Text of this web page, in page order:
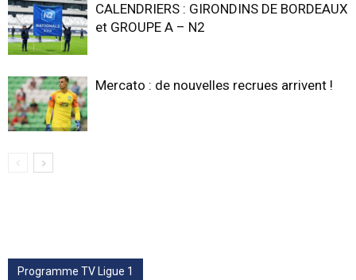
CALENDRIERS : GIRONDINS DE BORDEAUX
et GROUPE A – N2
Mercato : de nouvelles recrues arrivent !
Programme TV Ligue 1